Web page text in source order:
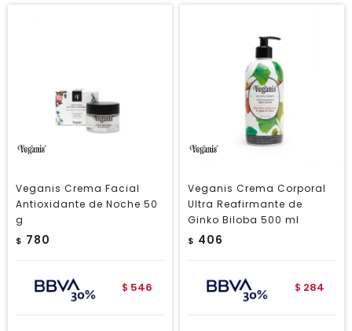
Veganis Crema Facial
Antioxidante de Noche 50
g
$ 780
$ 546
Veganis Crema Corporal
Ultra Reafirmante de
Ginko Biloba 500 ml
$ 406
$ 284